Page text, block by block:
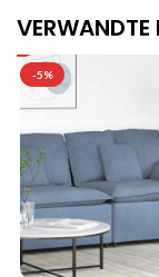
VERWANDTE
-5%